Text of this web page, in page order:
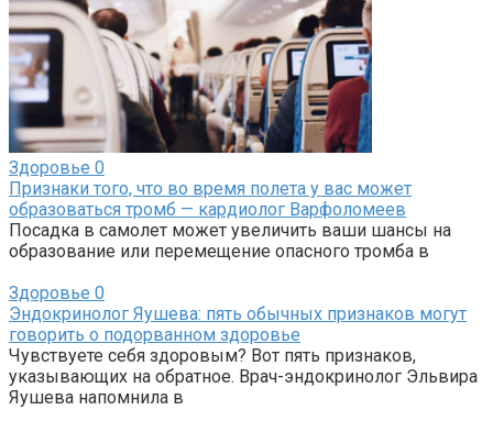
Здоровье 0
Признаки того, что во время полета у вас может
образоваться тромб — кардиолог Варфоломеев
Посадка в самолет может увеличить ваши шансы на
образование или перемещение опасного тромба в
Здоровье 0
Эндокринолог Яушева: пять обычных признаков могут
говорить о подорванном здоровье
Чувствуете себя здоровым? Вот пять признаков,
указывающих на обратное. Врач-эндокринолог Эльвира
Яушева напомнила в